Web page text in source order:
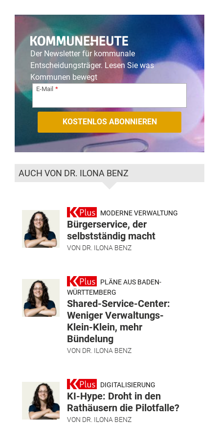
Der Newsletter für kommunale
Entscheidungsträger. Lesen Sie was
Kommunen bewegt
E-Mail
AUCH VON DR. ILONA BENZ
MODERNE VERWALTUNG
Bürgerservice, der
selbstständig macht
VON DR. ILONA BENZ
PLÄNE AUS BADEN-
WÜRTTEMBERG
Shared-Service-Center:
Weniger Verwaltungs-
Klein-Klein, mehr
Bündelung
VON DR. ILONA BENZ
DIGITALISIERUNG
KI-Hype: Droht in den
Rathäusern die Pilotfalle?
VON DR. ILONA BENZ